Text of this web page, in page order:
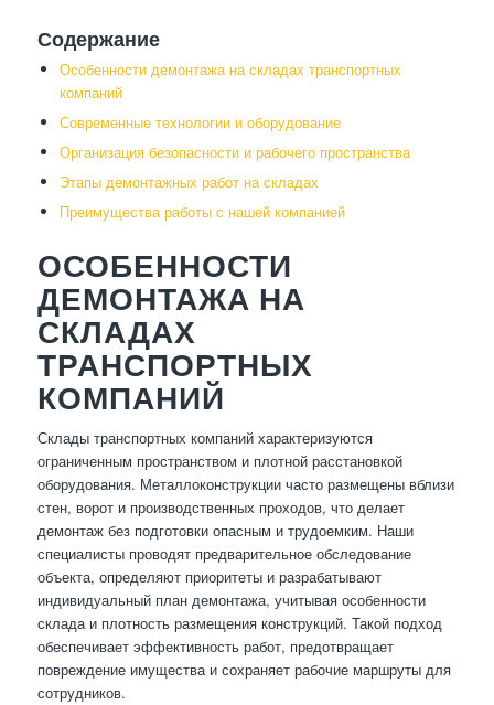
Содержание
Особенности демонтажа на складах транспортных
компаний
Современные технологии и оборудование
Организация безопасности и рабочего пространства
Этапы демонтажных работ на складах
Преимущества работы с нашей компанией
ОСОБЕННОСТИ
ДЕМОНТАЖА НА
СКЛАДАХ
ТРАНСПОРТНЫХ
КОМПАНИЙ
Склады транспортных компаний характеризуются
ограниченным пространством и плотной расстановкой
оборудования. Металлоконструкции часто размещены вблизи
стен, ворот и производственных проходов, что делает
демонтаж без подготовки опасным и трудоемким. Наши
специалисты проводят предварительное обследование
объекта, определяют приоритеты и разрабатывают
индивидуальный план демонтажа, учитывая особенности
склада и плотность размещения конструкций. Такой подход
обеспечивает эффективность работ, предотвращает
повреждение имущества и сохраняет рабочие маршруты для
сотрудников.